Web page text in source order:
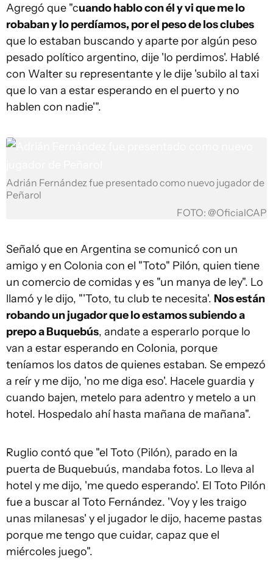
Agregó que "cuando hablo con él y vi que me lo
robaban y lo perdíamos, por el peso de los clubes
que lo estaban buscando y aparte por algún peso
pesado político argentino, dije 'lo perdimos'. Hablé
con Walter su representante y le dije 'subilo al taxi
que lo van a estar esperando en el puerto y no
hablen con nadie'".
Adrián Fernández fue presentado como nuevo jugador de
Peñarol
FOTO: @OficialCAP
Señaló que en Argentina se comunicó con un
amigo y en Colonia con el "Toto" Pilón, quien tiene
un comercio de comidas y es "un manya de ley". Lo
llamó y le dijo, "'Toto, tu club te necesita'. Nos están
robando un jugador que lo estamos subiendo a
prepo a Buquebús, andate a esperarlo porque lo
van a estar esperando en Colonia, porque
teníamos los datos de quienes estaban. Se empezó
a reír y me dijo, 'no me diga eso'. Hacele guardia y
cuando bajen, metelo para adentro y metelo a un
hotel. Hospedalo ahí hasta mañana de mañana".
Ruglio contó que "el Toto (Pilón), parado en la
puerta de Buquebuús, mandaba fotos. Lo lleva al
hotel y me dijo, 'me quedo esperando'. El Toto Pilón
fue a buscar al Toto Fernández. 'Voy y les traigo
unas milanesas' y el jugador le dijo, haceme pastas
porque me tengo que cuidar, capaz que el
miércoles juego".